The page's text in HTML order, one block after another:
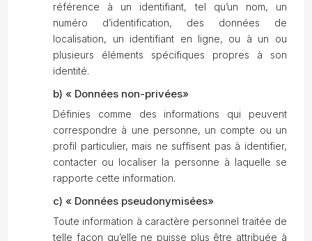
référence à un identifiant, tel qu’un nom, un
numéro d’identification, des données de
localisation, un identifiant en ligne, ou à un ou
plusieurs éléments spécifiques propres à son
identité.
b) « Données non-privées»
Définies comme des informations qui peuvent
correspondre à une personne, un compte ou un
profil particulier, mais ne suffisent pas à identifier,
contacter ou localiser la personne à laquelle se
rapporte cette information.
c) « Données pseudonymisées»
Toute information à caractère personnel traitée de
telle façon qu’elle ne puisse plus être attribuée à